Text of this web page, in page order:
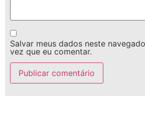
Salvar meus dados neste
vez que eu comentar.